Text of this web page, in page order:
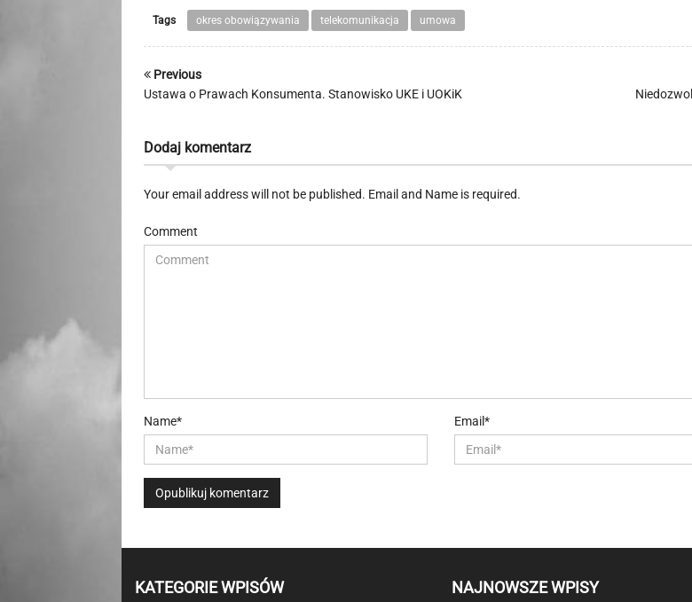
Tags okres obowiązywania telekomunikacja umowa
Previous
Ustawa o Prawach Konsumenta. Stanowisko UKE i UOKiK
Dodaj komentarz
Your email address will not be published. Email and Name is required.
Comment
Name* Email*
KATEGORIE WPISÓW NAJNOWSZE WPISY